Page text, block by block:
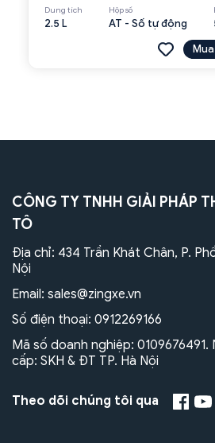
Dung tích
2.5 L
Hộp số
AT - Số tự động
CÔNG TY TNHH GIẢI PHÁP
TÔ
Địa chỉ: 434 Trần Khát Chân, P.
Nội
Email: sales@zingxe.vn
Số điện thoại: 0912269166
Mã số doanh nghiệp:
cấp: SKH & ĐT TP. Hà Nội
Theo dõi chúng tôi qua